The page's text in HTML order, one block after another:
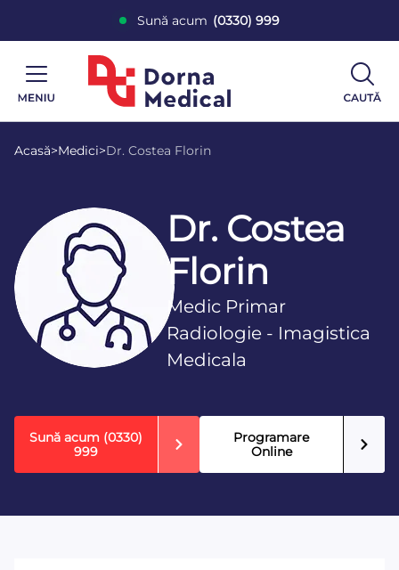
Sună acum (0330) 999
Acasă>Medici>Dr. Costea Florin
Dr. Costea
Florin
Medic Primar
Radiologie - Imagistica
Medicala
Sună acum (0330)
999
Programare
Online